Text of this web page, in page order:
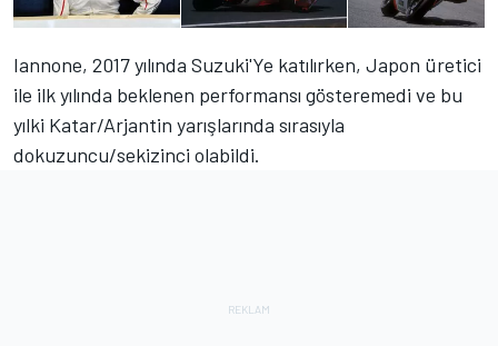
Iannone, 2017 yılında Suzuki'Ye katılırken, Japon üretici
ile ilk yılında beklenen performansı gösteremedi ve bu
yılki Katar/Arjantin yarışlarında sırasıyla
dokuzuncu/sekizinci olabildi.